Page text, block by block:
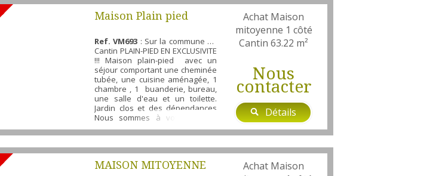
Maison Plain pied
Cantin
Ref. VM693 : Sur la commune de
Cantin PLAIN-PIED EN EXCLUSIVITE
!!! Maison plain-pied avec un
séjour comportant une cheminée
tubée, une cuisine aménagée, 1
chambre , 1 buanderie, bureau,
une salle d'eau et un toilette.
Jardin clos et des dépendances
Nous sommes à votre entière
disposition pour vous faire visiter
ce bien au 07 61 58 84 57 ou 03 21
15 86 43 retrouvez l'ensemble de
nos ...
Achat Maison
mitoyenne 1 côté
Cantin 63.22 m²
Nous
contacter
Détails
MAISON MITOYENNE
Achat Maison